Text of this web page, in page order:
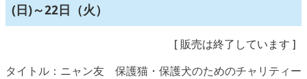
(日)～22日（火）
[ 販売は終了しています ]
タイトル：ニャン友 保護猫・保護犬のためのチャリティー